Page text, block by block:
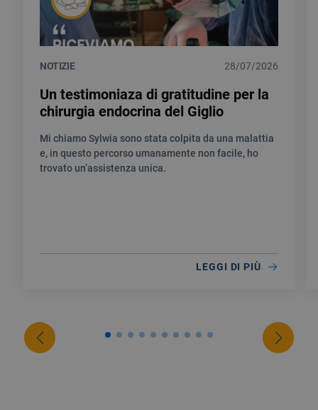
NOTIZIE 28/07/2026
Un testimoniaza di gratitudine per la
chirurgia endocrina del Giglio
Mi chiamo Sylwia sono stata colpita da una malattia
e, in questo percorso umanamente non facile, ho
trovato un’assistenza unica.
LEGGI DI PIÙ